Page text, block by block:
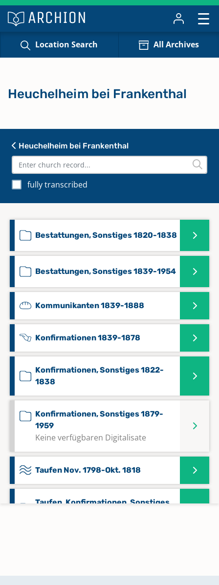
Location Search All Archives
Heuchelheim bei Frankenthal
fully transcribed
Bestattungen, Sonstiges 1820-1838
Bestattungen, Sonstiges 1839-1954
Kommunikanten 1839-1888
Konfirmationen 1839-1878
Konfirmationen, Sonstiges 1822-
1838
Konfirmationen, Sonstiges 1879-
1959
Keine verfügbaren Digitalisate
Taufen Nov. 1798-Okt. 1818
Taufen, Konfirmationen, Sonstiges
Heuchelheim bei Frankenthal